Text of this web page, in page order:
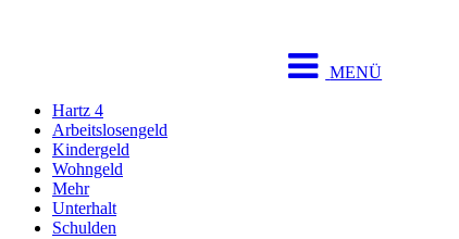
MENÜ
Hartz 4
Arbeitslosengeld
Kindergeld
Wohngeld
Mehr
Unterhalt
Schulden